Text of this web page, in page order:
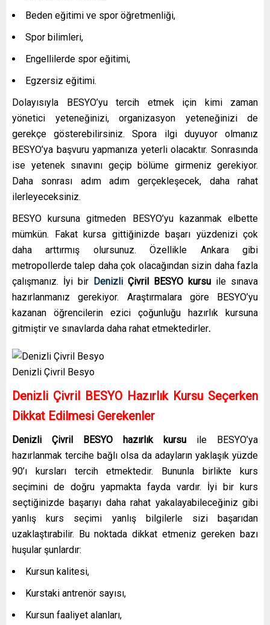
Beden eğitimi ve spor öğretmenliği,
Spor bilimleri,
Engellilerde spor eğitimi,
Egzersiz eğitimi.
Dolayısıyla BESYO’yu tercih etmek için kimi zaman
yönetici yeteneğinizi, organizasyon yeteneğinizi de
gerekçe gösterebilirsiniz. Spora ilgi duyuyor olmanız
BESYO’ya başvuru yapmanıza yeterli olacaktır. Sonrasında
ise yetenek sınavını geçip bölüme girmeniz gerekiyor.
Daha sonrası adım adım gerçekleşecek, daha rahat
ilerleyeceksiniz.
BESYO kursuna gitmeden BESYO’yu kazanmak elbette
mümkün. Fakat kursa gittiğinizde başarı yüzdenizi çok
daha arttırmış olursunuz. Özellikle Ankara gibi
metropollerde talep daha çok olacağından sizin daha fazla
çalışmanız. İyi bir Denizli Çivril BESYO kursu ile sınava
hazırlanmanız gerekiyor. Araştırmalara göre BESYO’yu
kazanan öğrencilerin ezici çoğunluğu hazırlık kursuna
gitmiştir ve sınavlarda daha rahat etmektedirler.
Denizli Çivril Besyo
Denizli Çivril BESYO Hazırlık Kursu Seçerken
Dikkat Edilmesi Gerekenler
Denizli Çivril BESYO hazırlık kursu ile BESYO’ya
hazırlanmak tercihe bağlı olsa da adayların yaklaşık yüzde
90’ı kursları tercih etmektedir. Bununla birlikte kurs
seçimini de doğru yapmakta fayda vardır. İyi bir kurs
seçtiğinizde başarıyı daha rahat yakalayabileceğiniz gibi
yanlış kurs seçimi yanlış bilgilerle sizi başarıdan
uzaklaştırabilir. Bu noktada dikkat etmeniz gereken bazı
huşular şunlardır:
Kursun kalitesi,
Kurstaki antrenör sayısı,
Kursun faaliyet alanları,